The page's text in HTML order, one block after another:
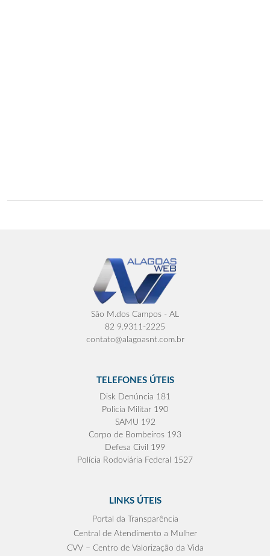
São M.dos Campos - AL
82 9.9311-2225
contato@alagoasnt.com.br
TELEFONES ÚTEIS
Disk Denúncia 181
Polícia Militar 190
SAMU 192
Corpo de Bombeiros 193
Defesa Civil 199
Polícia Rodoviária Federal 1527
LINKS ÚTEIS
Portal da Transparência
Central de Atendimento a Mulher
CVV – Centro de Valorização da Vida